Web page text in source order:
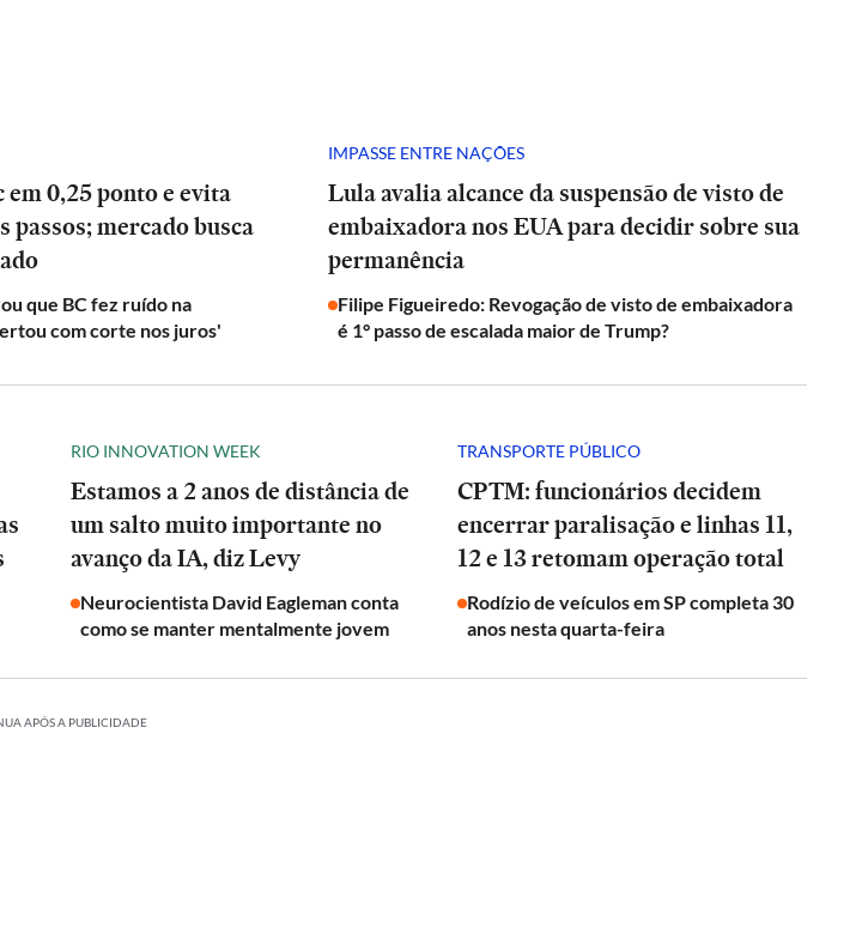
0,25 ponto e evita
mercado busca
que BC fez ruído na
com corte nos juros'
IMPASSE ENTRE NAÇÕES
Lula avalia alcance da suspensão de visto de
embaixadora nos EUA para decidir sobre sua
permanência
Filipe Figueiredo: Revogação de visto de embaixadora
é 1° passo de escalada maior de Trump?
RIO INNOVATION WEEK
Estamos a 2 anos de distância de
um salto muito importante no
avanço da IA, diz Levy
Neurocientista David Eagleman conta
como se manter mentalmente jovem
TRANSPORTE PÚBLICO
CPTM: funcionários decidem
encerrar paralisação e linhas 11,
12 e 13 retomam operação total
Rodízio de veículos em SP completa 30
anos nesta quarta-feira
APÓS A PUBLICIDADE